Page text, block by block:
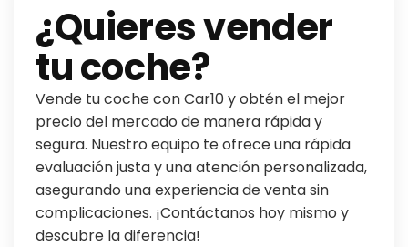
¿Quieres vender
tu coche?
Vende tu coche con Car10 y obtén el mejor
precio del mercado de manera rápida y
segura. Nuestro equipo te ofrece una rápida
evaluación justa y una atención personalizada,
asegurando una experiencia de venta sin
complicaciones. ¡Contáctanos hoy mismo y
descubre la diferencia!